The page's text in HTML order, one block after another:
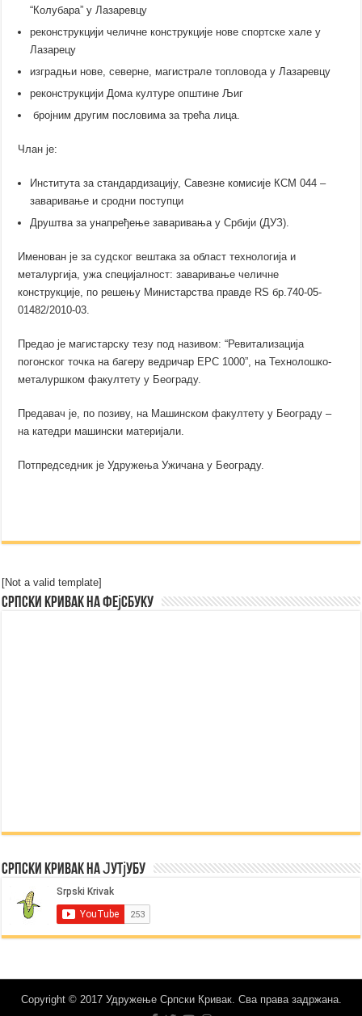
“Колубара” у Лазаревцу
реконструкцији челичне конструкције нове спортске хале у
Лазарецу
изградњи нове, северне, магистрале топловода у Лазаревцу
реконструкцији Дома културе општине Љиг
бројним другим пословима за трећа лица.
Члан је:
Института за стандардизацију, Савезне комисије КСМ 044 –
заваривање и сродни поступци
Друштва за унапређење заваривања у Србији (ДУЗ).
Именован је за судског вештака за област технологија и
металургија, ужа специјалност: заваривање челичне
конструкције, по решењу Министарства правде RS бр.740-05-
01482/2010-03.
Предао је магистарску тезу под називом: “Ревитализација
погонског точка на багеру ведричар ЕРС 1000”, на Технолошко-
металуршком факултету у Београду.
Предавач је, по позиву, на Машинском факултету у Београду –
на катедри машински материјали.
Потпредседник је Удружења Ужичана у Београду.
[Not a valid template]
Српски Кривак на Фејсбуку
Српски Кривак на Јутјубу
Copyright © 2017 Удружење Српски Кривак. Сва права задржана.